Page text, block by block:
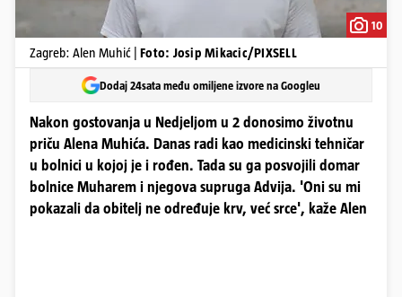
10
Zagreb: Alen Muhić | Foto: Josip Mikacic/PIXSELL
Dodaj 24sata među omiljene izvore na Googleu
Nakon gostovanja u Nedjeljom u 2 donosimo životnu
priču Alena Muhića. Danas radi kao medicinski tehničar
u bolnici u kojoj je i rođen. Tada su ga posvojili domar
bolnice Muharem i njegova supruga Advija. 'Oni su mi
pokazali da obitelj ne određuje krv, već srce', kaže Alen